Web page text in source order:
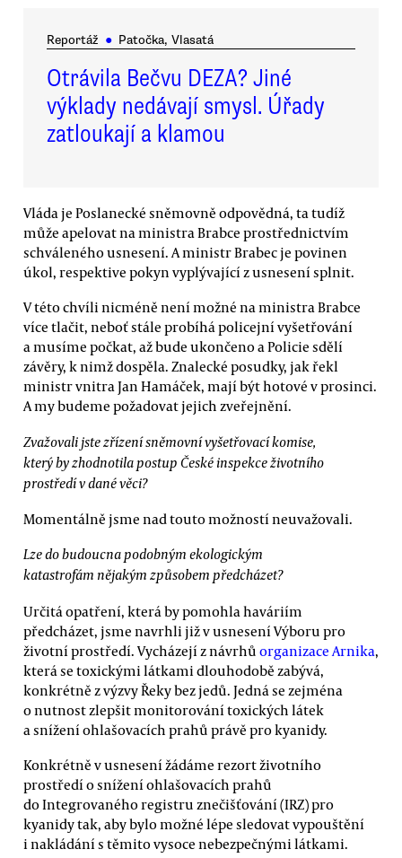
Reportáž ● Patočka, Vlasatá
Otrávila Bečvu DEZA? Jiné
výklady nedávají smysl. Úřady
zatloukají a klamou
Vláda je Poslanecké sněmovně odpovědná, ta tudíž
může apelovat na ministra Brabce prostřednictvím
schváleného usnesení. A ministr Brabec je povinen
úkol, respektive pokyn vyplývající z usnesení splnit.
V této chvíli nicméně není možné na ministra Brabce
více tlačit, neboť stále probíhá policejní vyšetřování
a musíme počkat, až bude ukončeno a Policie sdělí
závěry, k nimž dospěla. Znalecké posudky, jak řekl
ministr vnitra Jan Hamáček, mají být hotové v prosinci.
A my budeme požadovat jejich zveřejnění.
Zvažovali jste zřízení sněmovní vyšetřovací komise,
který by zhodnotila postup České inspekce životního
prostředí v dané věci?
Momentálně jsme nad touto možností neuvažovali.
Lze do budoucna podobným ekologickým
katastrofám nějakým způsobem předcházet?
Určitá opatření, která by pomohla haváriím
předcházet, jsme navrhli již v usnesení Výboru pro
životní prostředí. Vycházejí z návrhů organizace Arnika,
která se toxickými látkami dlouhodobě zabývá,
konkrétně z výzvy Řeky bez jedů. Jedná se zejména
o nutnost zlepšit monitorování toxických látek
a snížení ohlašovacích prahů právě pro kyanidy.
Konkrétně v usnesení žádáme rezort životního
prostředí o snížení ohlašovacích prahů
do Integrovaného registru znečišťování (IRZ) pro
kyanidy tak, aby bylo možné lépe sledovat vypouštění
i nakládání s těmito vysoce nebezpečnými látkami.